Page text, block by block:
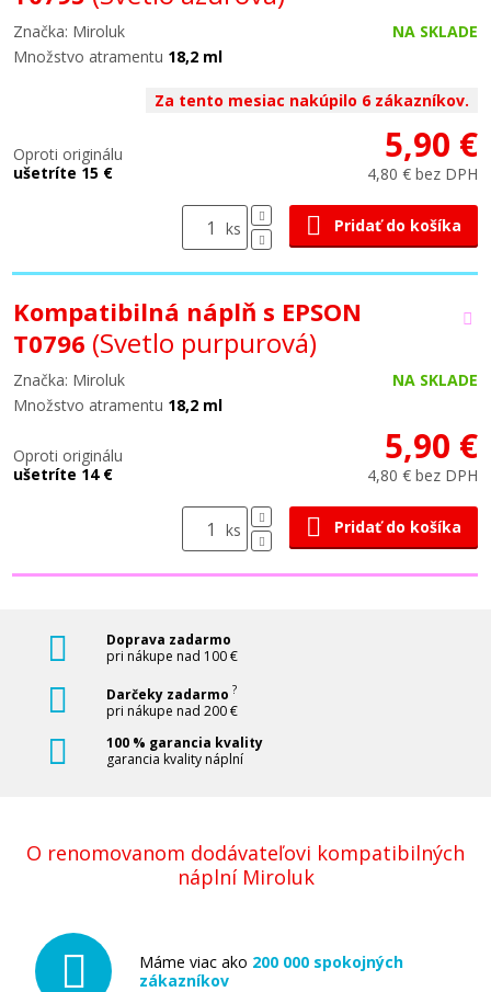
Značka: Miroluk
NA SKLADE
Množstvo atramentu 18,2 ml
Za tento mesiac nakúpilo 6 zákazníkov.
Oproti originálu
ušetríte 15 €
5,90 €
4,80 € bez DPH
ks Pridať do košíka
Kompatibilná náplň s EPSON
T0796 (Svetlo purpurová)
Značka: Miroluk
NA SKLADE
Množstvo atramentu 18,2 ml
Oproti originálu
ušetríte 14 €
5,90 €
4,80 € bez DPH
ks Pridať do košíka
Doprava zadarmo
pri nákupe nad 100 €
Darčeky zadarmo ?
pri nákupe nad 200 €
100 % garancia kvality
garancia kvality náplní
O renomovanom dodávateľovi kompatibilných
náplní Miroluk
Máme viac ako 200 000 spokojných
zákazníkov